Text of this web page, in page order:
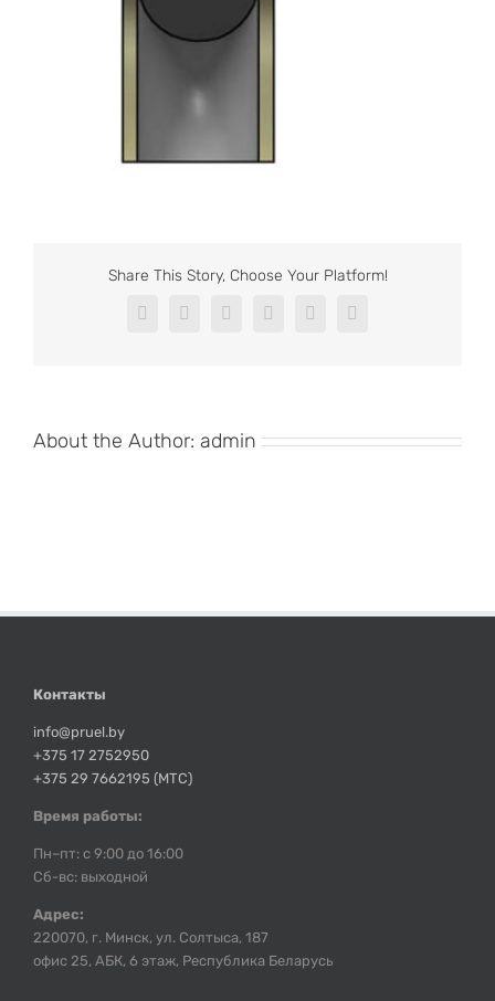
Share This Story, Choose Your Platform!
Facebook
X RedditLinkedInPinterestVk
About the Author: admin
Контакты
info@pruel.by
+375 17 2752950
+375 29 7662195 (МТС)
Время работы:
Пн–пт: с 9:00 до 16:00
Сб-вс: выходной
Адрес:
220070, г. Минск, ул. Солтыса, 187
офис 25, АБК, 6 этаж, Республика Беларусь